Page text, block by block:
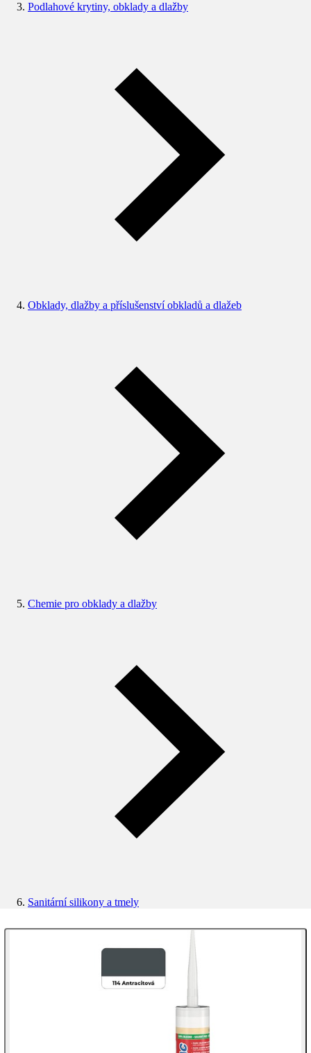
Podlahové krytiny, obklady a dlažby
Obklady, dlažby a příslušenství obkladů a dlažeb
Chemie pro obklady a dlažby
Sanitární silikony a tmely